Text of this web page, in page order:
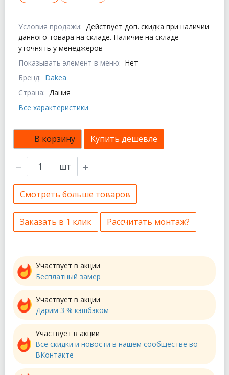
Условия продажи: Действует доп. скидка при наличии
данного товара на складе. Наличие на складе
уточнять у менеджеров
Показывать элемент в меню: Нет
Бренд: Dakea
Страна: Дания
Все характеристики
В корзину Купить дешевле
шт
Смотреть больше товаров
Заказать в 1 клик Рассчитать монтаж?
Участвует в акции
Бесплатный замер
Участвует в акции
Дарим 3 % кэшбэком
Участвует в акции
Все скидки и новости в нашем сообществе во
ВКонтакте